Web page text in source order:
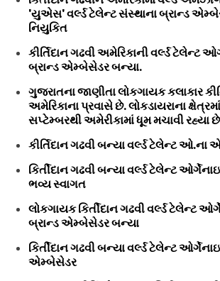
'યુએસ' વર્લ્ડ ટેલેન્ટ સંસ્થાના બ્રાન્ડ
નિયુકિત
કીર્તિદાન ગઢવી અમેરિકાની વર્લ્ડ ટેલેન્ટ
બ્રાન્ડ એમ્બેસેડર બન્યા.
ગુજરાતના જાણીતા લોકગાયક કલાકાર
અમેરિકાના પ્રવાસે છે. લોકડાયરાના
સપ્ટેમ્બરથી અમેરીકામાં ધૂમ મચાવી રહ્યા
કીર્તિદાન ગઢવી બન્યા વર્લ્ડ ટેલેન્ટ ઓ.ના
કિર્તીદાન ગઢવી બન્યા વર્લ્ડ ટેલેન્ટ
ભવ્ય સ્વાગત
લોકગાયક કિર્તીદાન ગઢવી વર્લ્ડ ટેલેન્ટ
બ્રાન્ડ એમ્બેસેડર બન્યા
કિર્તીદાન ગઢવી બન્યા વર્લ્ડ ટેલેન્ટ
એમ્બેસેડર